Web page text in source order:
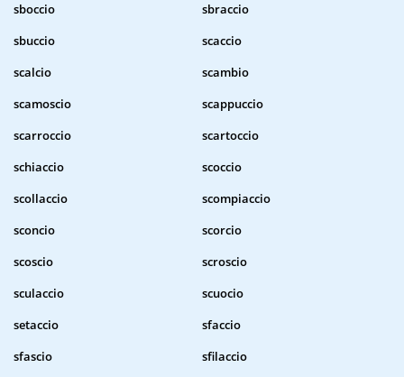
sboccio
sbraccio
sbuccio
scaccio
scalcio
scambio
scamoscio
scappuccio
scarroccio
scartoccio
schiaccio
scoccio
scollaccio
scompiaccio
sconcio
scorcio
scoscio
scroscio
sculaccio
scuocio
setaccio
sfaccio
sfascio
sfilaccio